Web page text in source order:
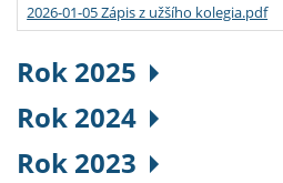
2026-01-05 Zápis z užšího kolegia.pdf
Rok 2025
Rok 2024
Rok 2023